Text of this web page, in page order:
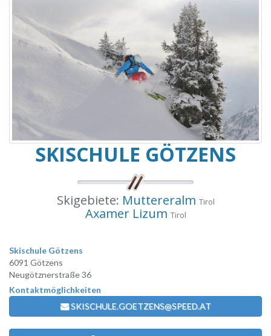
SKISCHULE GÖTZENS
Skigebiete: Muttereralm Tirol
Axamer Lizum Tirol
Skischule Götzens
6091 Götzens
Neugötznerstraße 36
Kontaktmöglichkeiten
SKISCHULE.GOETZENS@SPEED.AT